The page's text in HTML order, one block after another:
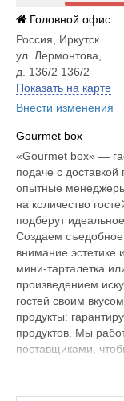
Головной офис:
Россия
Иркутск
ул. Лермонтова,
д. 136/2 136/2
Показать на карте
Внести изменения
Gourmet box
«Gourmet box» —
подаче с
опытные менеджеры
на количество
подберут
Создаем
внимание эстетике
мини-тарталетка
произведением
гостей своим
продукты:
продуктов. Мы
поставщиками,
заботой: красивая,
также сбережет все